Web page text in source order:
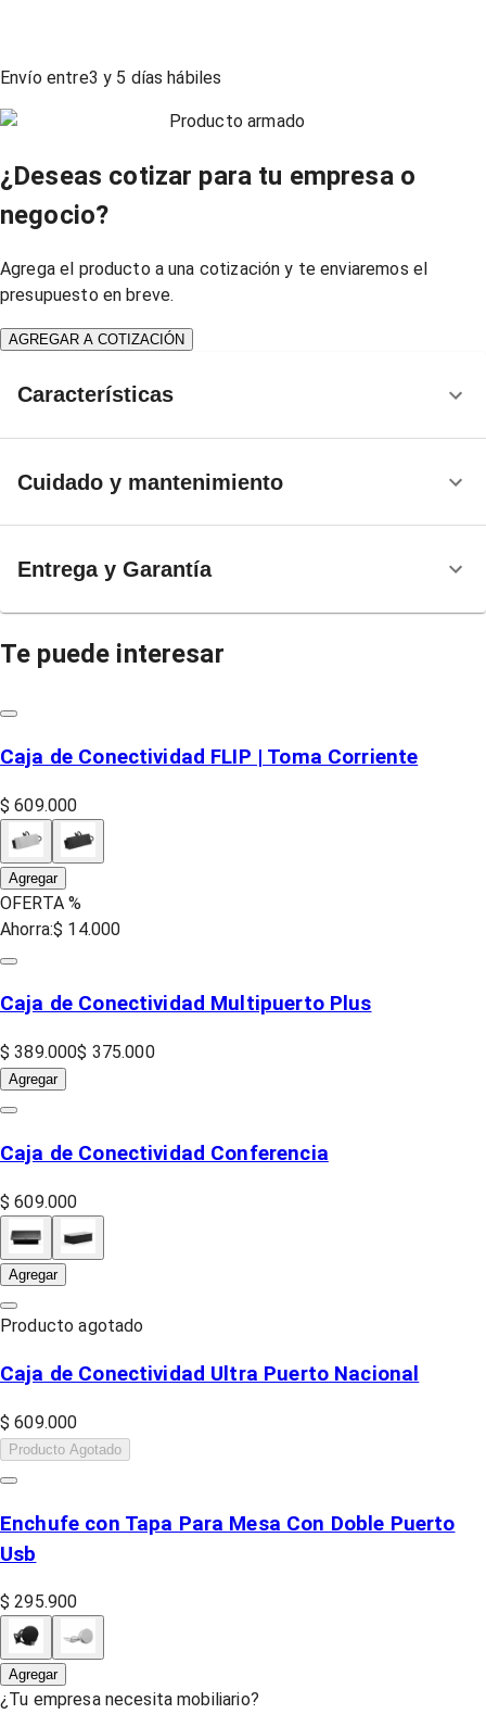
Envío entre3 y 5 días hábiles
Producto armado
¿Deseas cotizar para tu empresa o
negocio?
Agrega el producto a una cotización y te enviaremos el
presupuesto en breve.
AGREGAR A COTIZACIÓN
Características
Cuidado y mantenimiento
Entrega y Garantía
Te puede interesar
Caja de Conectividad FLIP | Toma Corriente
$ 609.000
Agregar
OFERTA %
Ahorra:$ 14.000
Caja de Conectividad Multipuerto Plus
$ 389.000$ 375.000
Agregar
Caja de Conectividad Conferencia
$ 609.000
Agregar
Producto agotado
Caja de Conectividad Ultra Puerto Nacional
$ 609.000
Producto Agotado
Enchufe con Tapa Para Mesa Con Doble Puerto
Usb
$ 295.900
Agregar
¿Tu empresa necesita mobiliario?